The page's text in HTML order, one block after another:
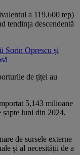
a 119.600 tep)
tendința descendentă
Sorin Oprescu și
de țiței au
5,143 milioane
șapte luni din 2024,
de sursele externe
și al necesității de a